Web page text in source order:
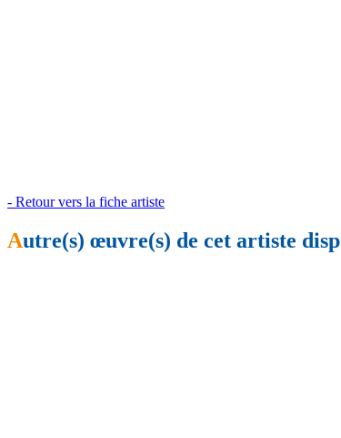
- Retour vers la fiche artiste
Autre(s) œuvre(s) de cet artiste